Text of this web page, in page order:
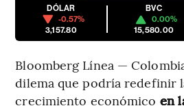
DÓLAR
-0.57%
3,157.80
BVC
0.00%
15,580.00
Bloomberg Línea —
dilema que podría redefinir
crecimiento económico en